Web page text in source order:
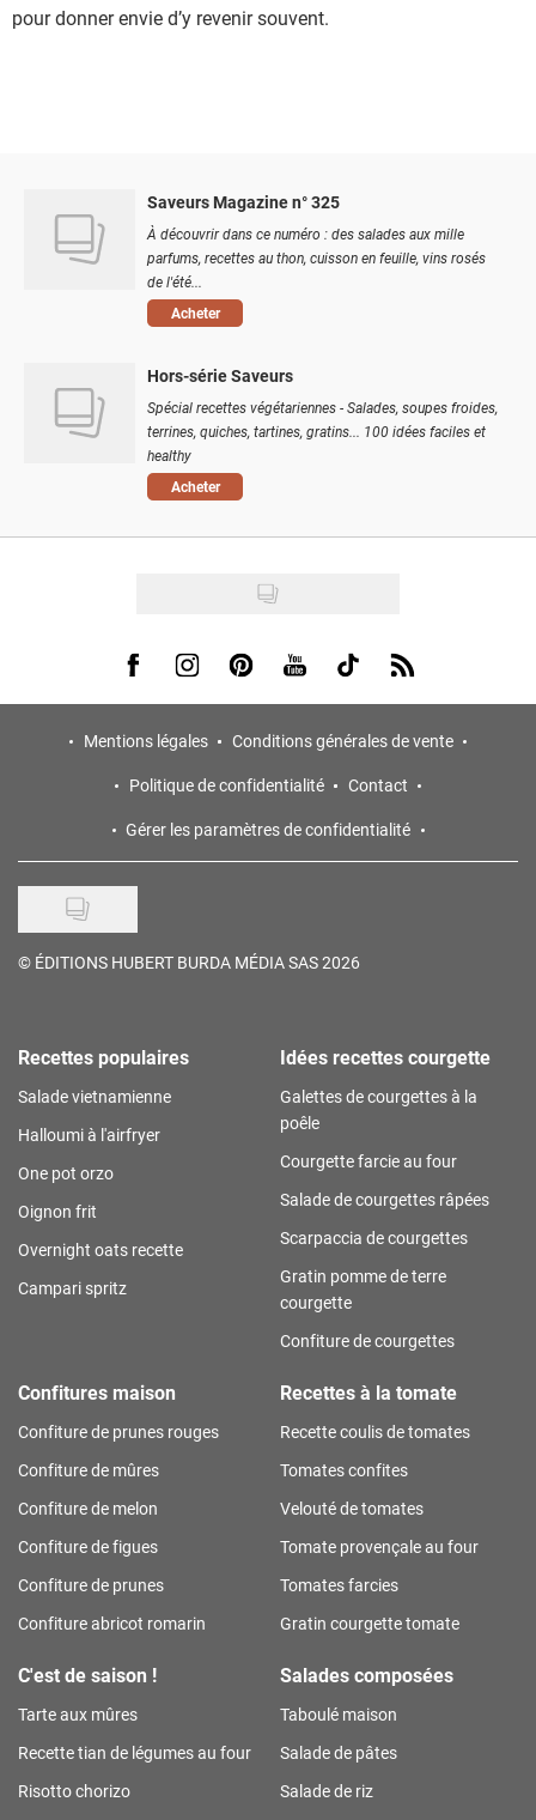
pour donner envie d’y revenir souvent.
Saveurs Magazine n° 325
À découvrir dans ce numéro : des salades aux mille
parfums, recettes au thon, cuisson en feuille, vins rosés
de l'été...
Acheter
Hors-série Saveurs
Spécial recettes végétariennes - Salades, soupes froides,
terrines, quiches, tartines, gratins... 100 idées faciles et
healthy
Acheter
Visit us on Facebook
Visit us on Instagram
Visit us on Pinterest
Visit us on Youtube
Visit us on Tiktok
Visit us on Rss
Mentions légales
Conditions générales de vente
Politique de confidentialité
Contact
Gérer les paramètres de confidentialité
© ÉDITIONS HUBERT BURDA MÉDIA SAS 2026
Recettes populaires
Salade vietnamienne
Halloumi à l'airfryer
One pot orzo
Oignon frit
Overnight oats recette
Campari spritz
Idées recettes courgette
Galettes de courgettes à la
poêle
Courgette farcie au four
Salade de courgettes râpées
Scarpaccia de courgettes
Gratin pomme de terre
courgette
Confiture de courgettes
Confitures maison
Confiture de prunes rouges
Confiture de mûres
Confiture de melon
Confiture de figues
Confiture de prunes
Confiture abricot romarin
Recettes à la tomate
Recette coulis de tomates
Tomates confites
Velouté de tomates
Tomate provençale au four
Tomates farcies
Gratin courgette tomate
C'est de saison !
Tarte aux mûres
Recette tian de légumes au four
Risotto chorizo
Salades composées
Taboulé maison
Salade de pâtes
Salade de riz